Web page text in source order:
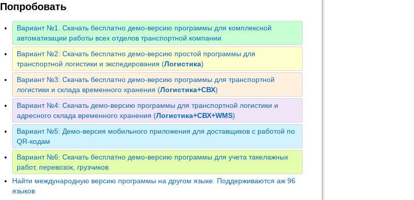
Попробовать
Вариант №1. Скачать бесплатно демо-версию программы для комплексной
автоматизации работы всех отделов транспортной компании
Вариант №2: Скачать бесплатно демо-версию простой программы для
транспортной логистики и экспедирования (Логистика)
Вариант №3: Скачать бесплатно демо-версию программы для транспортной
логистики и склада временного хранения (Логистика+СВХ)
Вариант №4: Скачать демо-версию программы для транспортной логистики и
адресного склада временного хранения (Логистика+СВХ+WMS)
Вариант №5: Демо-версия мобильного приложения для доставщиков с работой по
QR-кодам
Вариант №6: Скачать бесплатно демо-версию программы для учета такелажных
работ, перевозок, грузчиков
Найти международную версию программы на другом языке. Поддерживаются аж 96
языков